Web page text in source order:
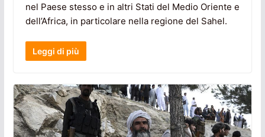
nel Paese stesso e in altri Stati del Medio Oriente e
dell’Africa, in particolare nella regione del Sahel.
Leggi di più